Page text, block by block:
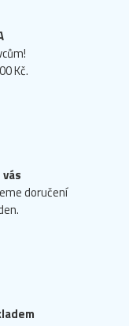
Kč.
doručení